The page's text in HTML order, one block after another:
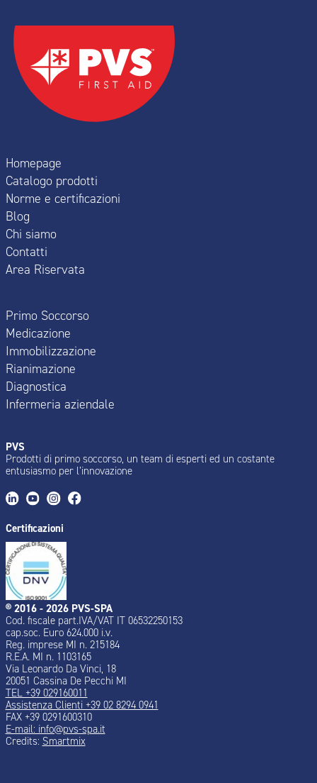
Homepage
Catalogo prodotti
Norme e certificazioni
Blog
Chi siamo
Contatti
Area Riservata
Primo Soccorso
Medicazione
Immobilizzazione
Rianimazione
Diagnostica
Infermeria aziendale
PVS
Prodotti di primo soccorso, un team di esperti ed un costante
entusiasmo per l’innovazione
Certificazioni
® 2016 - 2026 PVS-SPA
Cod. fiscale part.IVA/VAT IT 06532250153
cap.soc. Euro 624.000 i.v.
Reg. imprese MI n. 215184
R.E.A. MI n. 1103165
Via Leonardo Da Vinci, 18
20051 Cassina De Pecchi MI
TEL +39 029160011
Assistenza Clienti +39 02 8294 0941
FAX +39 0291600310
E-mail: info@pvs-spa.it
Credits: Smartmix